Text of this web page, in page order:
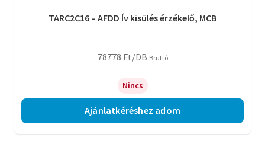
TARC2C16 – AFDD Ív kisülés érzékelő, MCB
78778 Ft/DB Bruttó
Nincs
Ajánlatkéréshez adom